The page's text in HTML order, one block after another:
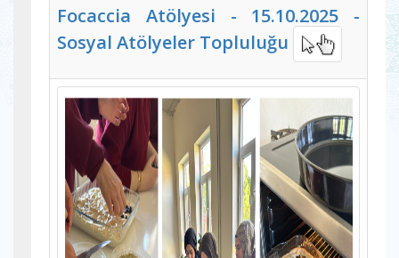
Focaccia Atölyesi - 15.10.2025 -
Sosyal Atölyeler Topluluğu